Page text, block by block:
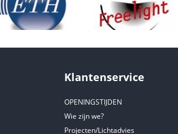
Klantenservice
OPENINGSTIJDEN
Wie zijn we?
Projecten/Lichtadvies